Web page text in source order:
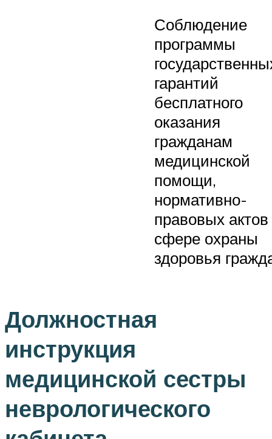
Соблюдение
программы
гарантий
бесплатного
оказания
гражданам
медицинской
помощи,
нормативно-
правовых
сфере охраны
здоровья
Должностная
инструкция
медицинской сестры
неврологического